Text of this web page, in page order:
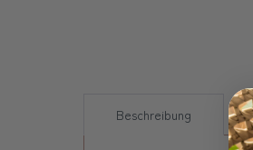
Beschreibung